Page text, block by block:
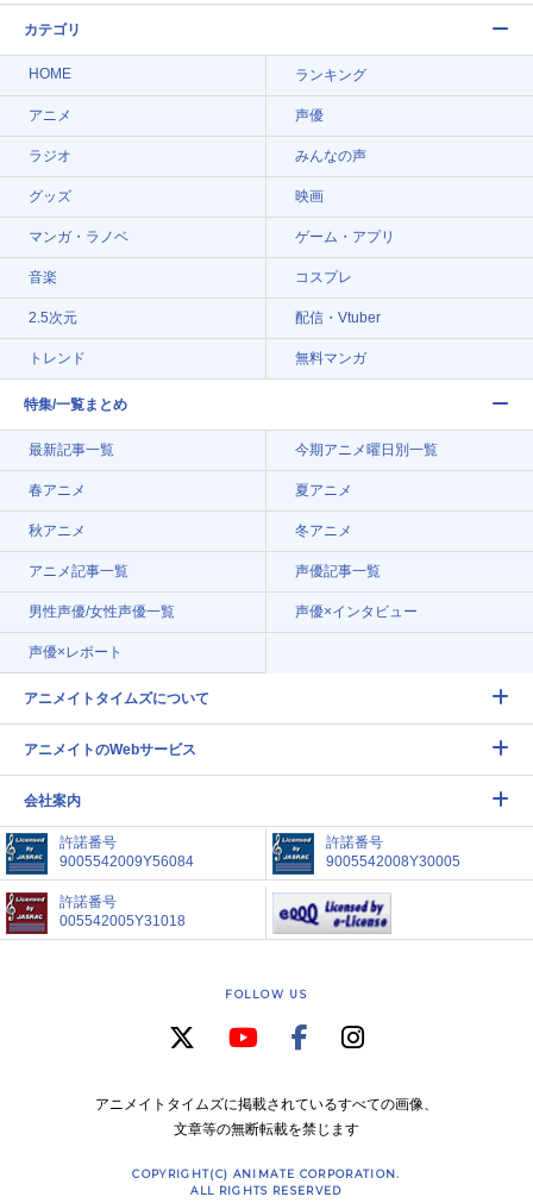
カテゴリ
HOME ランキング
アニメ 声優
ラジオ みんなの声
グッズ 映画
マンガ・ラノベ ゲーム・アプリ
音楽 コスプレ
2.5次元 配信・Vtuber
トレンド 無料マンガ
特集/一覧まとめ
最新記事一覧 今期アニメ曜日別一覧
春アニメ 夏アニメ
秋アニメ 冬アニメ
アニメ記事一覧 声優記事一覧
男性声優/女性声優一覧 声優×インタビュー
声優×レポート
アニメイトタイムズについて
アニメイトのWebサービス
会社案内
許諾番号
9005542009Y56084
許諾番号
9005542008Y30005
許諾番号
005542005Y31018
FOLLOW US
アニメイトタイムズに掲載されているすべての画像、
文章等の無断転載を禁じます
COPYRIGHT(C) ANIMATE CORPORATION.
ALL RIGHTS RESERVED